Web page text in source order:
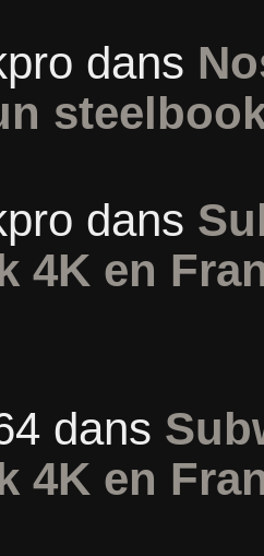
dans
dans
4K en
dans
4K en